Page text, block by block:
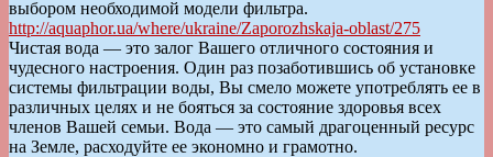
выбором необходимой модели фильтра.
http://aquaphor.ua/where/ukraine/Zaporozhskaja-oblast/275
Чистая вода — это залог Вашего отличного состояния и
чудесного настроения. Один раз позаботившись об установке
системы фильтрации воды, Вы смело можете употреблять ее в
различных целях и не бояться за состояние здоровья всех
членов Вашей семьи. Вода — это самый драгоценный ресурс
на Земле, расходуйте ее экономно и грамотно.